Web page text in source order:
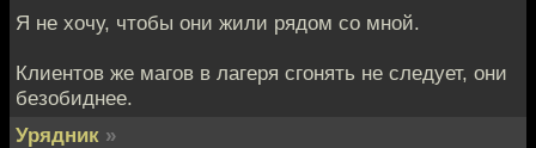
Я не хочу, чтобы они жили рядом со мной.
Клиентов же магов в лагеря сгонять не следует, они
безобиднее.
Урядник »